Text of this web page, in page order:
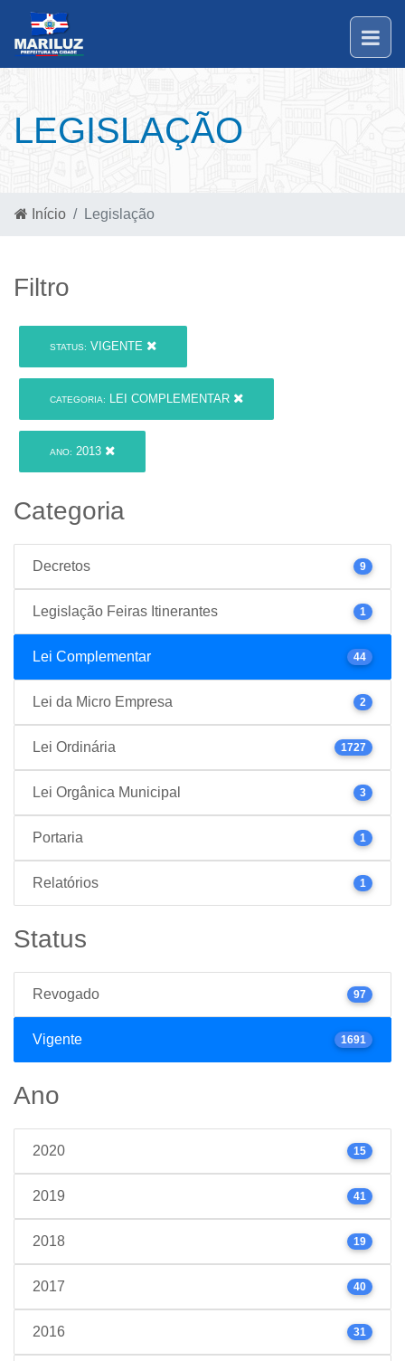
LEGISLAÇÃO
Início Legislação
Filtro
STATUS: VIGENTE
CATEGORIA: LEI COMPLEMENTAR
ANO: 2013
Categoria
Decretos 9
Legislação Feiras Itinerantes 1
Lei Complementar 44
Lei da Micro Empresa 2
Lei Ordinária 1727
Lei Orgânica Municipal 3
Portaria 1
Relatórios 1
Status
Revogado 97
Vigente 1691
Ano
2020 15
2019 41
2018 19
2017 40
2016 31